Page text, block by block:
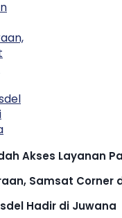
Akses Layanan
Samsat Corner
Hadir di Juwana